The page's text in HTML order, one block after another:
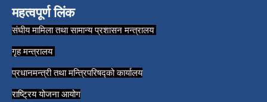
महत्वपूर्ण लिंक
संघीय मामिला तथा सामान्य प्रशासन मन्त्रालय
गृह मन्त्रालय
प्रधानमन्त्री तथा मन्त्रिपरिषद्को कार्यालय
राष्ट्रिय योजना आयोग